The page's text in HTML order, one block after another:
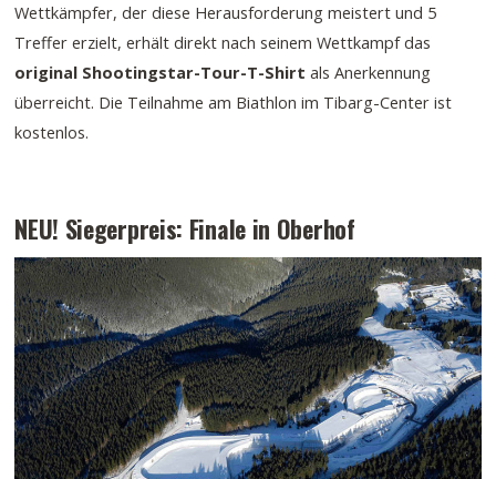
Wettkämpfer, der diese Herausforderung meistert und 5
Treffer erzielt, erhält direkt nach seinem Wettkampf das
original Shootingstar-Tour-T-Shirt als Anerkennung
überreicht. Die Teilnahme am Biathlon im Tibarg-Center ist
kostenlos.
NEU! Siegerpreis: Finale in Oberhof